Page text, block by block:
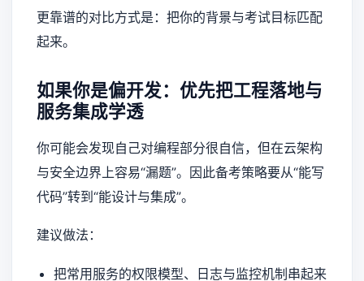
更靠谱的对比方式是：把你的背景与考试目标匹配
起来。
如果你是偏开发：优先把工程落地与
服务集成学透
你可能会发现自己对编程部分很自信，但在云架构
与安全边界上容易“漏题”。因此备考策略要从“能写
代码”转到“能设计与集成”。
建议做法：
把常用服务的权限模型、日志与监控机制串起来